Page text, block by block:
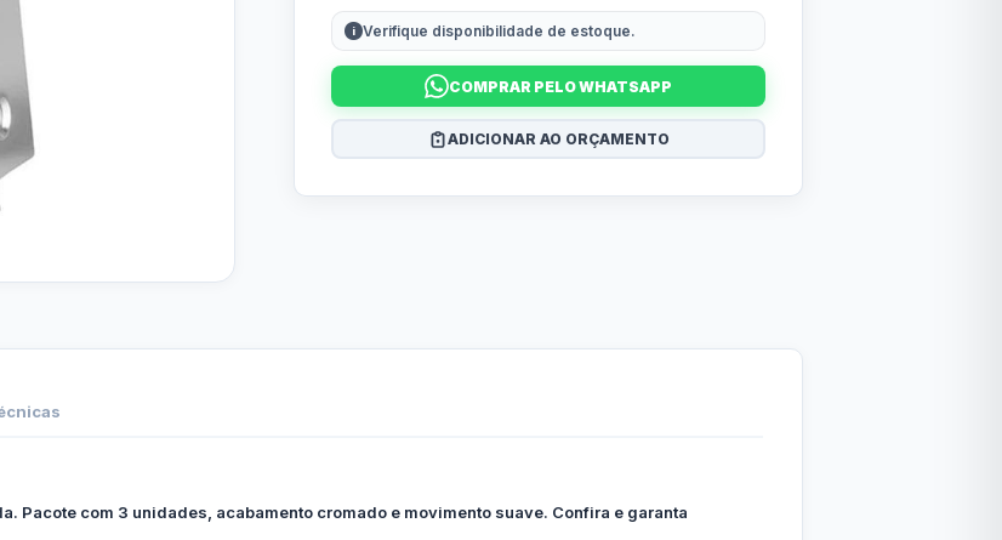
Verifique disponibilidade de estoque.
COMPRAR PELO WHATSAPP
ADICIONAR AO ORÇAMENTO
Pacote com 3 unidades, acabamento cromado e movimento suave. Confira e garanta